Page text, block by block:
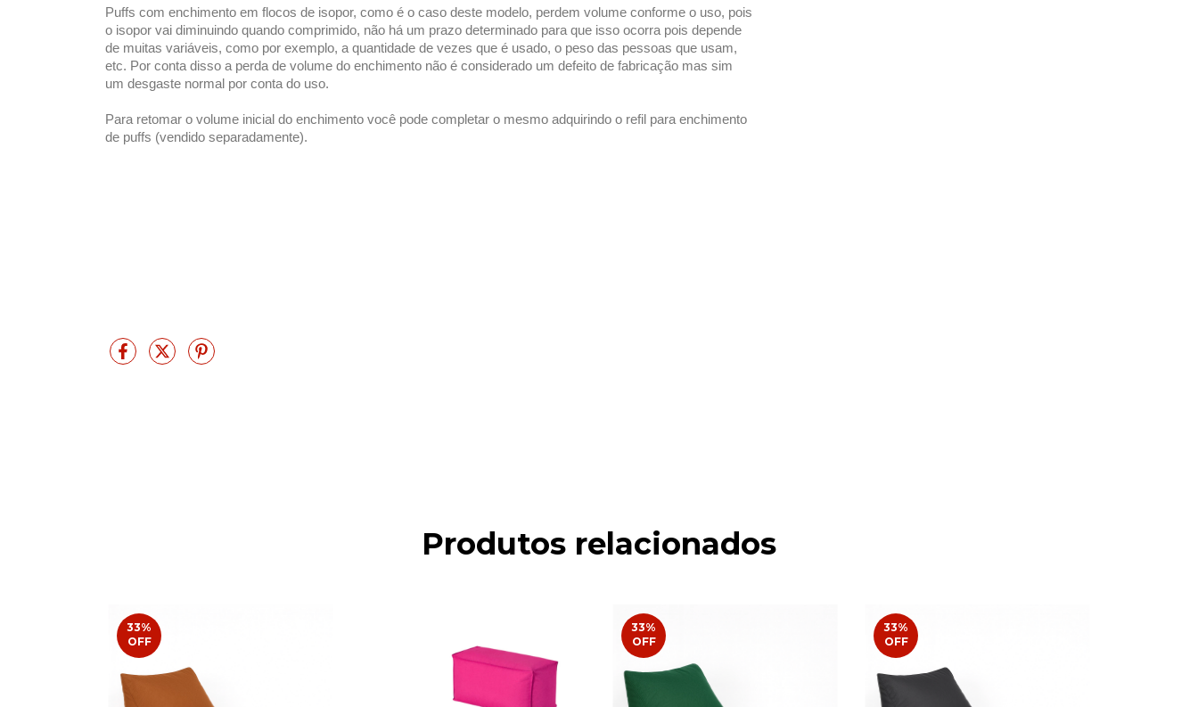
Puffs com enchimento em flocos de isopor, como é o caso deste modelo, perdem volume conforme o uso, pois
o isopor vai diminuindo quando comprimido, não há um prazo determinado para que isso ocorra pois depende
de muitas variáveis, como por exemplo, a quantidade de vezes que é usado, o peso das pessoas que usam,
etc. Por conta disso a perda de volume do enchimento não é considerado um defeito de fabricação mas sim
um desgaste normal por conta do uso.
Para retomar o volume inicial do enchimento você pode completar o mesmo adquirindo o refil para enchimento
de puffs (vendido separadamente).
Produtos relacionados
33%
OFF
33%
OFF
33%
OFF